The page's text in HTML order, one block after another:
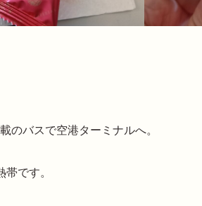
のバスで空港ターミナルへ。
です。